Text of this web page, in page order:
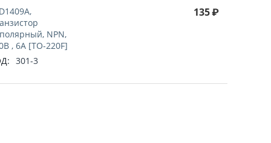
NPN,
, 6А [TO-220F]
301-3
135₽